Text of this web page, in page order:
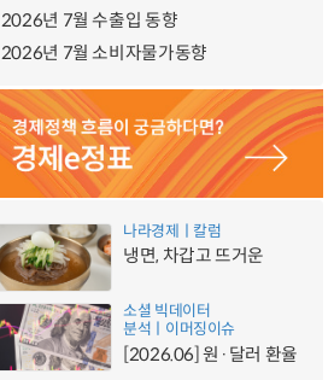
2026년 7월 수출입 동향
2026년 7월 소비자물가동향
나라경제ㅣ칼럼
냉면, 차갑고 뜨거운
소셜 빅데이터
분석ㅣ이머징이슈
[2026.06] 원·달러 환율